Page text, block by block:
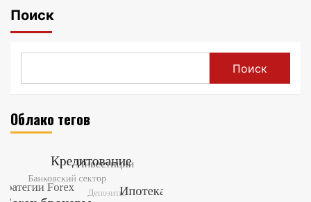
Поиск
Поиск
Облако тегов